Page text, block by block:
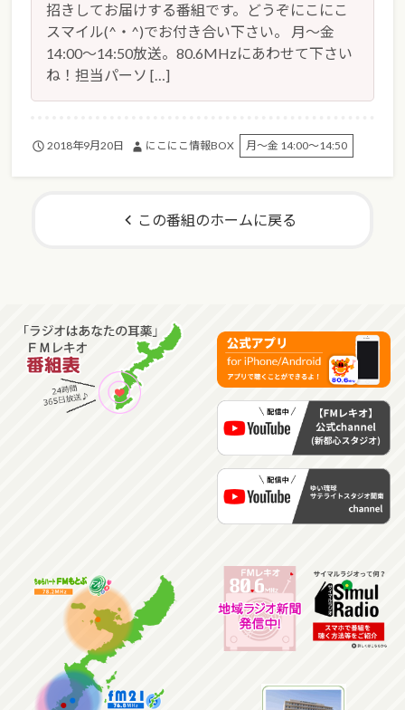
招きしてお届けする番組です。どうぞにこにこ
スマイル(^・^)でお付き合い下さい。 月～金
14:00～14:50放送。80.6MHzにあわせて下さい
ね！担当パーソ […]
2018年9月20日 にこにこ情報BOX 月～金 14:00～14:50
この番組のホームに戻る